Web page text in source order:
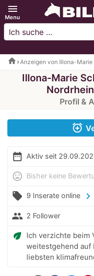
menu
Menu
home Anzeigen von Illona-
Illona-Marie
Profil &
alarm_add
date_range Aktiv seit
mood Bisher keine
local_offer 9 Inserate online chevron_right
people 2 Follower
eco Ich verzichte beim
weitestgehend auf
liebsten